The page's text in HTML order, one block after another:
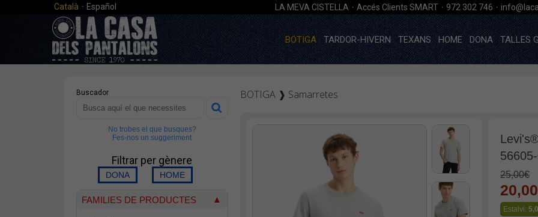
Català · Español LA MEVA CISTELLA · Accés Clients SMART · 972 302 746 ·
BOTIGA TARDOR-HIVERN TEXANS HOME DONA TALLES
Buscador
No trobes el que busques?
Fes-nos un suggeriment
Filtrar per gènere
FAMILIES DE PRODUCTES
BOTIGA ❱ Samarretes
25,00€
Estalvi: